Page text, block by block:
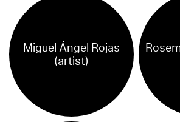
Miguel Ángel Rojas
(artist)